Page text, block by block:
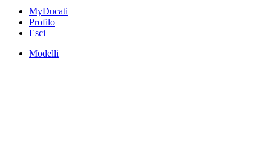
MyDucati
Profilo
Esci
Modelli